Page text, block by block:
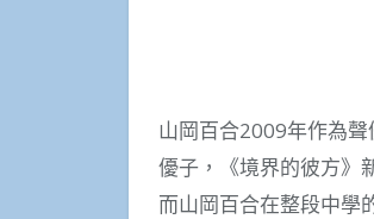
山岡百合2009年作為
優子，《境界的彼方》
而山岡百合在整段中學